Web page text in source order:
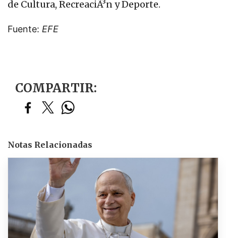
de Cultura, RecreaciÃ³n y Deporte.
Fuente: EFE
COMPARTIR:
Notas Relacionadas